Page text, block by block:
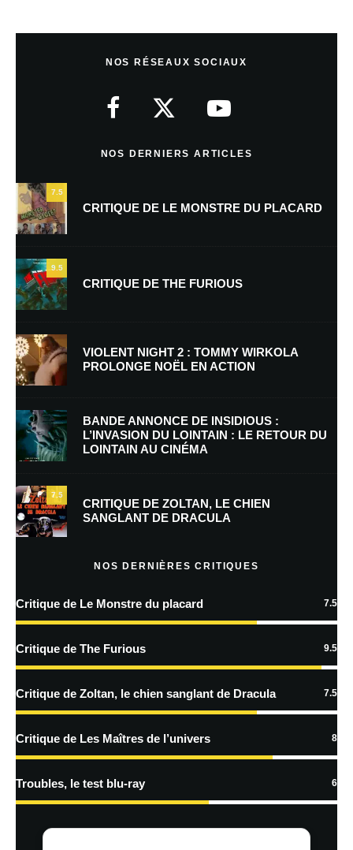
Nom*
E-mail *
Enregistrer mon nom, mon e-mail et mon site dans le navigateur pour
mon prochain commentaire.
plus sur la façon dont les données de vos commentaires sont
NOS RÉSEAUX SOCIAUX
NOS DERNIERS ARTICLES
7.5
CRITIQUE DE LE MONSTRE DU PLACARD
9.5
CRITIQUE DE THE FURIOUS
VIOLENT NIGHT 2 : TOMMY WIRKOLA
PROLONGE NOËL EN ACTION
BANDE ANNONCE DE INSIDIOUS :
L’INVASION DU LOINTAIN : LE RETOUR DU
LOINTAIN AU CINÉMA
7.5
CRITIQUE DE ZOLTAN, LE CHIEN
SANGLANT DE DRACULA
NOS DERNIÈRES CRITIQUES
Critique de Le Monstre du placard 7.5
Critique de The Furious 9.5
Critique de Zoltan, le chien sanglant de Dracula 7.5
Critique de Les Maîtres de l’univers 8
Troubles, le test blu-ray 6